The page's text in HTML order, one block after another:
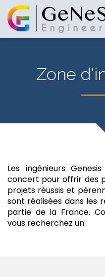
Zone
Les ingénieurs
concert pour offrir des
projets réussis et
sont réalisées dans les
partie de la France.
vous recherchez un :